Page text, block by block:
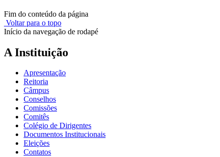
Fim do conteúdo da página
Voltar para o topo
Início da navegação de rodapé
A Instituição
Apresentação
Reitoria
Câmpus
Conselhos
Comissões
Comitês
Colégio de Dirigentes
Documentos Institucionais
Eleições
Contatos